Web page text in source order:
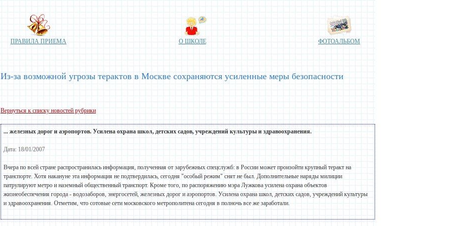
ПРАВИЛА ПРИЕМА О ШКОЛЕ ФОТОАЛЬБОМ
Из-за возможной угрозы терактов в Москве сохраняются усиленные меры безопасности
Вернуться к списку новостей рубрики
... железных дорог и аэропортов. Усилена охранашкол, детских садов, учреждений культуры и здравоохранения.
Дата: 18/01/2007
Вчера по всей стране распространилась информация, полученная от зарубежных спецслужб: в России может произойти крупный теракт на
транспорте. Хотя накануне эта информация не подтвердилась, сегодня "особый режим" снят не был. Дополнительные наряды милиции
патрулируют метро и наземный общественный транспорт. Кроме того, по распоряжению мэра Лужкова усилена охрана объектов
жизнеобеспечения города - водозаборов, энергосетей, железных дорог и аэропортов. Усилена охрана школ, детских садов, учреждений культуры
и здравоохранения. Отметим, что сотовые сети московского метрополитена сегодня в полночь все же заработали.